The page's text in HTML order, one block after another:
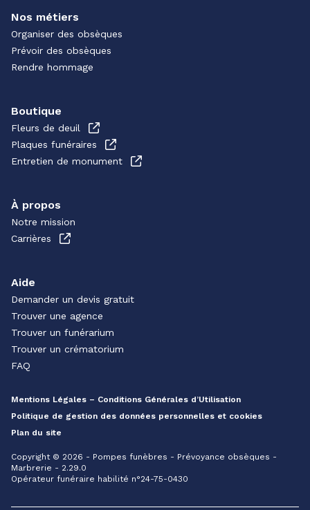
Nos métiers
Organiser des obsèques
Prévoir des obsèques
Rendre hommage
Boutique
Fleurs de deuil
Plaques funéraires
Entretien de monument
À propos
Notre mission
Carrières
Aide
Demander un devis gratuit
Trouver une agence
Trouver un funérarium
Trouver un crématorium
FAQ
Mentions Légales – Conditions Générales d’Utilisation
Politique de gestion des données personnelles et cookies
Plan du site
Copyright © 2026 - Pompes funèbres - Prévoyance obsèques -
Marbrerie - 2.29.0
Opérateur funéraire habilité n°24-75-0430